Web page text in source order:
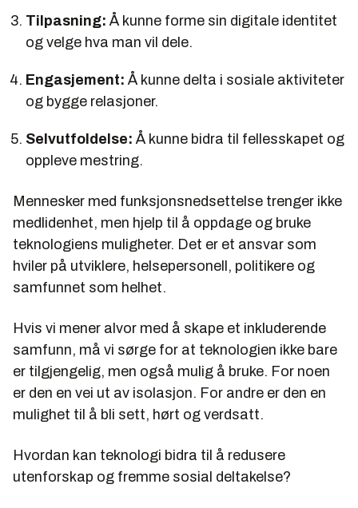
Tilpasning: Å kunne forme sin digitale identitet
og velge hva man vil dele.
Engasjement: Å kunne delta i sosiale aktiviteter
og bygge relasjoner.
Selvutfoldelse: Å kunne bidra til fellesskapet og
oppleve mestring.
Mennesker med funksjonsnedsettelse trenger ikke
medlidenhet, men hjelp til å oppdage og bruke
teknologiens muligheter. Det er et ansvar som
hviler på utviklere, helsepersonell, politikere og
samfunnet som helhet.
Hvis vi mener alvor med å skape et inkluderende
samfunn, må vi sørge for at teknologien ikke bare
er tilgjengelig, men også mulig å bruke. For noen
er den en vei ut av isolasjon. For andre er den en
mulighet til å bli sett, hørt og verdsatt.
Hvordan kan teknologi bidra til å redusere
utenforskap og fremme sosial deltakelse?